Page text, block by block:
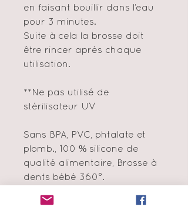
en faisant bouillir dans l’eau
pour 3 minutes.
Suite à cela la brosse doit
être rincer après chaque
utilisation.
**Ne pas utilisé de
stérilisateur UV
Sans BPA, PVC, phtalate et
plomb., 100 % silicone de
qualité alimentaire, Brosse à
dents bébé 360°.